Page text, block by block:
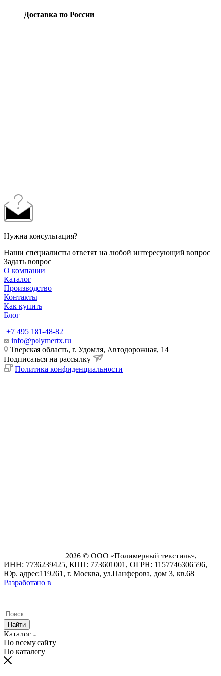
Доставка по России
Нужна консультация?
Наши специалисты ответят на любой интересующий вопрос
Задать вопрос
О компании
Каталог
Производство
Контакты
Как купить
Блог
+7 495 181-48-82
info@polymertx.ru
Тверская область, г. Удомля, Автодорожная, 14
Подписаться на рассылку
Политика конфиденциальности
2026 © ООО «Полимерный текстиль»,
ИНН: 7736239425, КПП: 773601001, ОГРН: 1157746306596,
Юр. адрес:119261, г. Москва, ул.Панферова, дом 3, кв.68
Разработано в
Найти
Каталог
По всему сайту
По каталогу